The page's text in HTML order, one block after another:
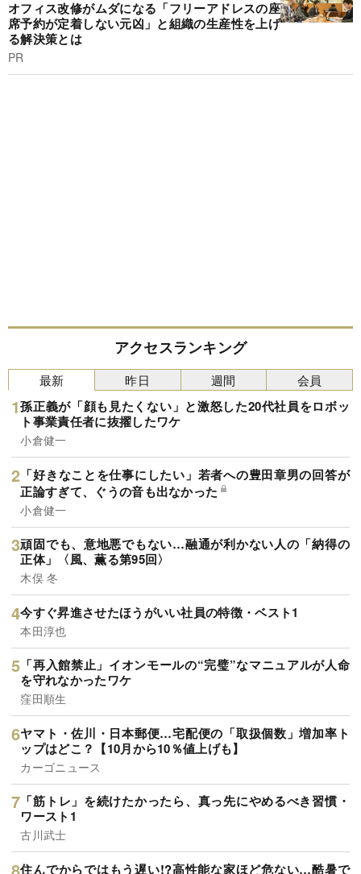
オフィス改修がムダになる「フリーアドレスの座
席予約が定着しない元凶」と組織の生産性を上げ
る解決策とは
PR
アクセスランキング
最新
孫正義が「顔も見たくない」と激怒した20代社員をロボッ
ト事業責任者に抜擢したワケ
小倉健一
「好きなことを仕事にしたい」若者への豊田章男の回答が
正論すぎて、ぐうの音も出なかった
小倉健一
頑固でも、意地悪でもない…融通が利かない人の「納得の
正体」〈風、薫る第95回〉
木俣 冬
今すぐ昇進させたほうがいい社員の特徴・ベスト1
本田淳也
「再入館禁止」イオンモールの“完璧”なマニュアルが人命
を守れなかったワケ
窪田順生
ヤマト・佐川・日本郵便…宅配便の「取扱個数」増加率ト
ップはどこ？【10月から10％値上げも】
カーゴニュース
「筋トレ」を続けたかったら、真っ先にやめるべき習慣・
ワースト1
古川武士
住んでからではもう遅い!?高性能な家ほど危ない…酷暑で
昨日 週間 会員